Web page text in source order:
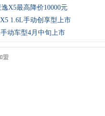
X5最高降价10000元
1.6L手动创享型上市
动车型4月中旬上市
盟